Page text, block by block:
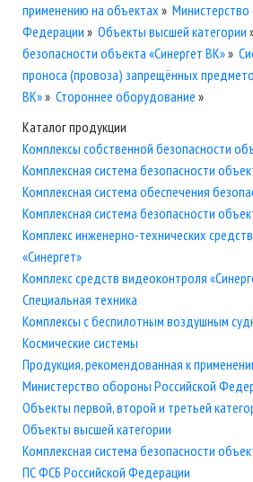
применению на объектах »
Федерации » Объекты высшей категории
безопасности объекта «Синергет ВК»»
проноса (провоза) запрещённых
ВК»» Стороннее оборудование »
Каталог продукции
Комплексы собственной безопасности
Комплексная система безопасности
Комплексная система обеспечения
Комплексная система безопасности
Комплекс инженерно-технических
«Синергет»
Комплекс средств видеоконтроля
Специальная техника
Комплексы с беспилотным воздушным
Космические системы
Продукция, рекомендованная к
Министерство обороны Российской
Объекты первой, второй и третьей
Объекты высшей категории
Комплексная система безопасности
ПС ФСБ Российской Федерации